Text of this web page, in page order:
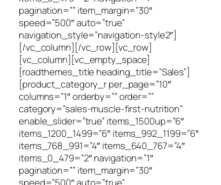
pagination=”” item_margin=”30″
speed=”500″ auto=”true”
navigation_style=”navigation-style2″]
[/vc_column][/vc_row][vc_row]
[vc_column][vc_empty_space]
[roadthemes_title heading_title=”Sales”]
[product_category_r per_page=”10″
columns=”1″ orderby=”” order=””
category=”sales-muscle-first-nutrition”
enable_slider=”true” items_1500up=”6″
items_1200_1499=”6″ items_992_1199=”6″
items_768_991=”4″ items_640_767=”4″
items_0_479=”2″ navigation=”1″
pagination=”” item_margin=”30″
speed=”500″ auto=”true”